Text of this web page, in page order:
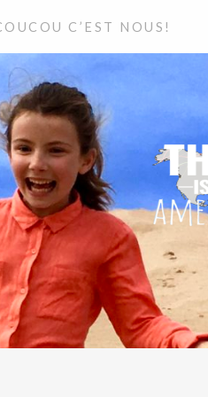
C’EST NOUS!